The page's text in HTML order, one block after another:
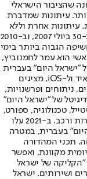
שהציבור הישראלי
עיתונות שמדברת
עיתונות אחרת וללא
תשלום. המהדורה המודפסת הראשונה פורסמה ב-30 ביולי 2007, וב-2010
הגבוה ביותר בימי
הוא עמר לחמנוביץ,
"ישראל היום" בעברית
ובאנגלית, כמו כן היישומונים (אפליקציות) לאנדרואיד ול-iOS, מציגים
ניתוחים ופרשנויות,
של "ישראל היום"
טכנולוגיה, ספורט,
כלכלה וצרכנות, בריאות, חיילים, אוכל, יהדות, תיירות ורכב. ב-2021 עלו
בעברית, במטרה
תכני המהדורה
מקוונת, ואפשר
"הקליקה של ישראל
ושירותים. ישראל